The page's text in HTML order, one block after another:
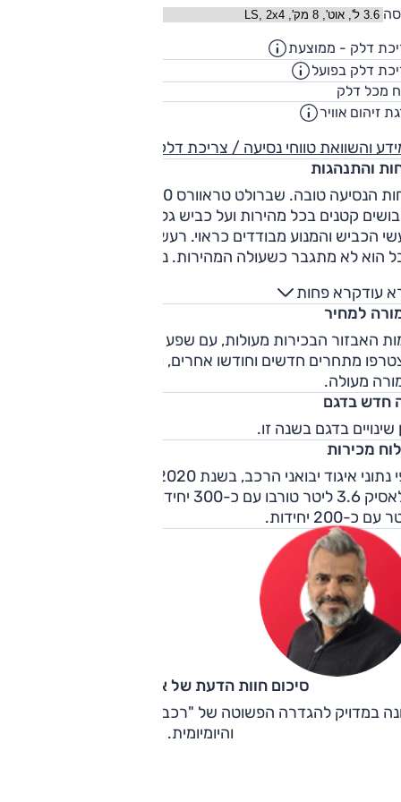
דלק - ממוצעת
דלק בפועל
מכל דלק
זיהום אוויר
והשוואת טווחי נסיעה / צריכת דלק
והתנהגות
קטנים בכל מהירות ועל כביש גלי, אם כי הנדנוד לא
הוא לא מתגבר כשעולה המהירות. נימוסי הכביש מפתיעים
מאשרת להגיע רחוק מהצפוי.עודקרא פחות
למחיר
האבזור הבכירות מעולות, עם שפע מרשים והידור מספק.
מתחרים חדשים וחודשו אחרים, ועדיין טראוורס מציעה
מעולה.
חדש בדגם
שינויים בדגם בשנה זו.
מכירות
כ-200 יחידות.
סיכום חוות הדעת של אוהד אלגוב
במדויק להגדרה הפשוטה של "רכב פנאי" במשמעות
והיומיומית.